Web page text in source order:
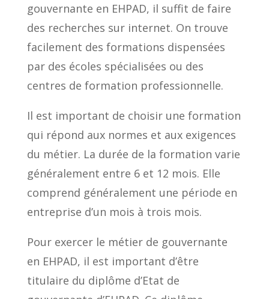
gouvernante en EHPAD, il suffit de faire
des recherches sur internet. On trouve
facilement des formations dispensées
par des écoles spécialisées ou des
centres de formation professionnelle.
Il est important de choisir une formation
qui répond aux normes et aux exigences
du métier. La durée de la formation varie
généralement entre 6 et 12 mois. Elle
comprend généralement une période en
entreprise d’un mois à trois mois.
Pour exercer le métier de gouvernante
en EHPAD, il est important d’être
titulaire du diplôme d’Etat de